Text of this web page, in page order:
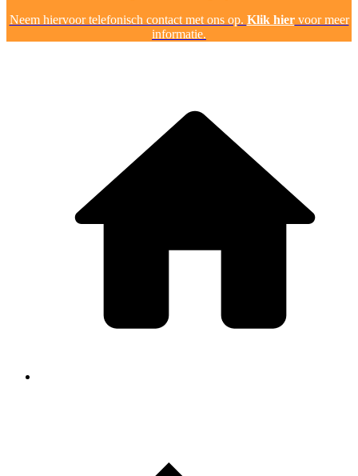
Neem hiervoor telefonisch contact met ons op. Klik hiervoor meer
informatie.